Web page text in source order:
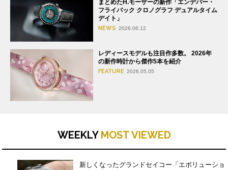
まとめたH.モーザーの新作「エンデバー・
フライバック クロノグラフ デュアルタイム
デイト」
NEWS 2026.06.12
レディースモデルも注目作多数。 2026年
の新作時計から傑作5本を紹介
FEATURE 2026.05.05
WEEKLY MOST VIEWED
新しくなったグランドセイコー「エボリューショ